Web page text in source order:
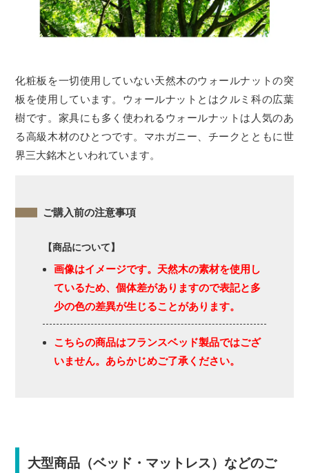
化粧板を一切使用していない天然木のウォールナットの突
板を使用しています。ウォールナットとはクルミ科の広葉
樹です。家具にも多く使われるウォールナットは人気のあ
る高級木材のひとつです。マホガニー、チークとともに世
界三大銘木といわれています。
ご購入前の注意事項
【商品について】
画像はイメージです。天然木の素材を使用し
ているため、個体差がありますので表記と多
少の色の差異が生じることがあります。
こちらの商品はフランスベッド製品ではござ
いません。あらかじめご了承ください。
大型商品（ベッド・マットレス）などのご